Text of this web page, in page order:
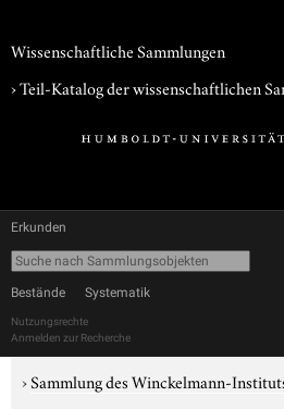
Wissenschaftliche Sammlungen
› Teil-Katalog der wissenschaftlichen
Erkunden
Bestände Systematik
Nutzungsrechte
Anmelden zur Recherche
›Sammlung des Winckelmann-